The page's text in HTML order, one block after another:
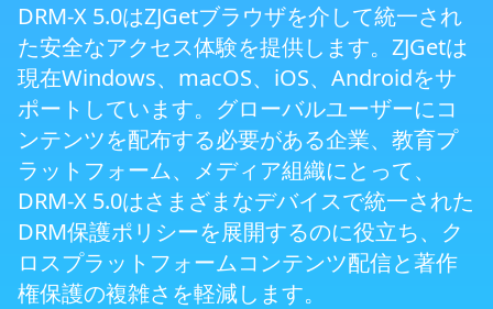
マルチフォーマットコンテンツ保護
次世代セキュアブラウザZJGet
Smart Prevent Screen Recording
ディスプレイ出力制限とマルチスクリーン保
護
DRM-X 5.0はZJGetブラウザを介して統一され
た安全なアクセス体験を提供します。ZJGetは
現在Windows、macOS、iOS、Androidをサ
ポートしています。グローバルユーザーにコ
ンテンツを配布する必要がある企業、教育プ
ラットフォーム、メディア組織にとって、
DRM-X 5.0はさまざまなデバイスで統一された
DRM保護ポリシーを展開するのに役立ち、ク
ロスプラットフォームコンテンツ配信と著作
権保護の複雑さを軽減します。